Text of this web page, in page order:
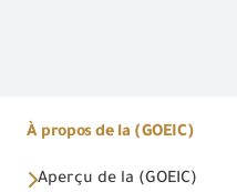
À propos de la (GOEIC)
Aperçu de la (GOEIC)